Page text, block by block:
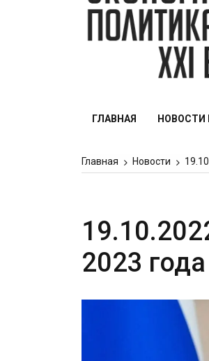
ГЛАВНАЯ НОВОСТИ
Главная Новости
2023